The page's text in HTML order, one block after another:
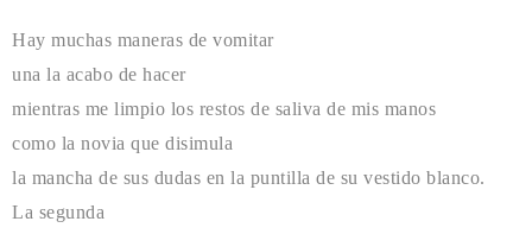
Hay muchas maneras de vomitar
una la acabo de hacer
mientras me limpio los restos de saliva de mis manos
como la novia que disimula
la mancha de sus dudas en la puntilla de su vestido blanco.
La segunda